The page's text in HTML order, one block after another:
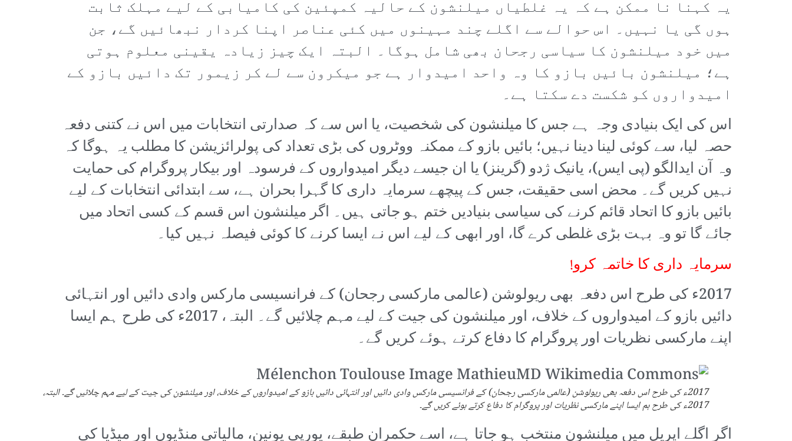
یہ کہنا نا ممکن ہے کہ یہ غلطیاں میلنشون کے حالیہ کمپئین کی کامیابی کے لیے مہلک ثابت
ہوں گی یا نہیں۔ اس حوالے سے اگلے چند مہینوں میں کئی عناصر اپنا کردار نبھائیں گے، جن
میں خود میلنشون کا سیاسی رجحان بھی شامل ہوگا۔ البتہ ایک چیز زیادہ یقینی معلوم ہوتی
ہے؛ میلنشون بائیں بازو کا وہ واحد امیدوار ہے جو میکرون سے لے کر زیمور تک دائیں بازو کے
امیدواروں کو شکست دے سکتا ہے۔
اس کی ایک بنیادی وجہ ہے جس کا میلنشون کی شخصیت، یا اس سے کہ صدارتی انتخابات میں اس نے کتنی دفعہ
حصہ لیا، سے کوئی لینا دینا نہیں؛ بائیں بازو کے ممکنہ ووٹروں کی بڑی تعداد کی پولرائزیشن کا مطلب یہ ہوگا کہ
وہ آن ایدالگو (پی ایس)، یانیک ژدو (گرینز) یا ان جیسے دیگر امیدواروں کے فرسودہ اور بیکار پروگرام کی حمایت
نہیں کریں گے۔ محض اسی حقیقت، جس کے پیچھے سرمایہ داری کا گہرا بحران ہے، سے ابتدائی انتخابات کے لیے
بائیں بازو کا اتحاد قائم کرنے کی سیاسی بنیادیں ختم ہو جاتی ہیں۔ اگر میلنشون اس قسم کے کسی اتحاد میں
جائے گا تو وہ بہت بڑی غلطی کرے گا، اور ابھی کے لیے اس نے ایسا کرنے کا کوئی فیصلہ نہیں کیا۔
سرمایہ داری کا خاتمہ کرو!
2017ء کی طرح اس دفعہ بھی ریولوشن (عالمی مارکسی رجحان) کے فرانسیسی مارکس وادی دائیں اور انتہائی
دائیں بازو کے امیدواروں کے خلاف، اور میلنشون کی جیت کے لیے مہم چلائیں گے۔ البتہ، 2017ء کی طرح ہم ایسا
اپنے مارکسی نظریات اور پروگرام کا دفاع کرتے ہوئے کریں گے۔
2017ء کی طرح اس دفعہ بھی ریولوشن (عالمی مارکسی رجحان) کے فرانسیسی مارکس وادی دائیں اور انتہائی دائیں بازو کے امیدواروں کے خلاف، اور میلنشون کی جیت کے لیے مہم چلائیں گے۔ البتہ،
2017ء کی طرح ہم ایسا اپنے مارکسی نظریات اور پروگرام کا دفاع کرتے ہوئے کریں گے۔
اگر اگلے اپریل میں میلنشون منتخب ہو جاتا ہے، اسے حکمران طبقے، یورپی یونین، مالیاتی منڈیوں اور میڈیا کی